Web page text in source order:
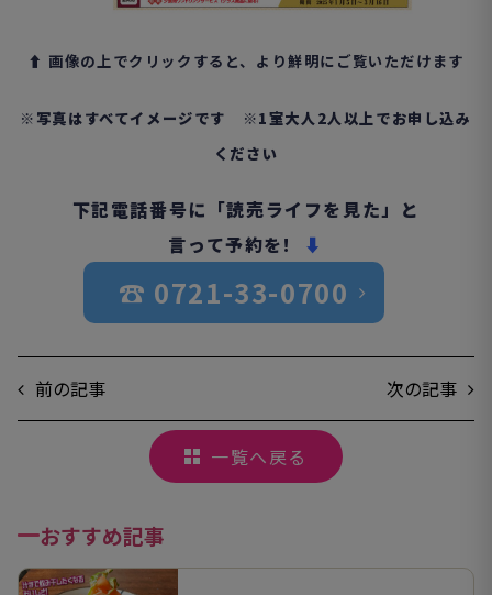
⬆︎ 画像の上でクリックすると、より鮮明にご覧いただけます
※写真はすべてイメージです ※1室大人2人以上でお申し込み
ください
下記電話番号に「読売ライフを見た」と
言って予約を!
⬇︎
☎︎ 0721-33-0700
前の記事 次の記事
一覧へ戻る
おすすめ記事